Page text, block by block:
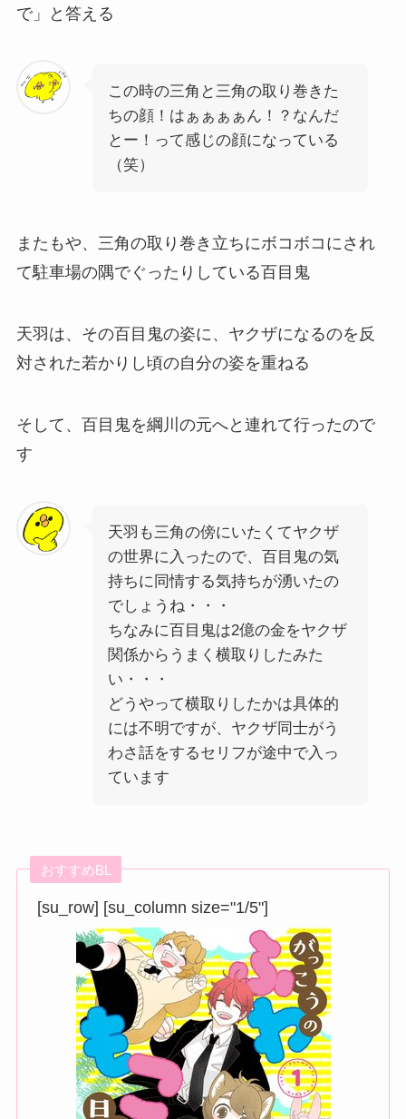
で」と答える
この時の三角と三角の取り巻きた
ちの顔！はぁぁぁぁん！？なんだ
とー！って感じの顔になっている
（笑）
またもや、三角の取り巻き立ちにボコボコにされ
て駐車場の隅でぐったりしている百目鬼
天羽は、その百目鬼の姿に、ヤクザになるのを反
対された若かりし頃の自分の姿を重ねる
そして、百目鬼を綱川の元へと連れて行ったので
す
天羽も三角の傍にいたくてヤクザ
の世界に入ったので、百目鬼の気
持ちに同情する気持ちが湧いたの
でしょうね・・・
ちなみに百目鬼は2億の金をヤクザ
関係からうまく横取りしたみた
い・・・
どうやって横取りしたかは具体的
には不明ですが、ヤクザ同士がう
わさ話をするセリフが途中で入っ
ています
おすすめBL
[su_row] [su_column size="1/5"]